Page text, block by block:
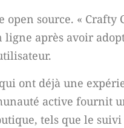
source. « Crafty
après avoir
ont déjà une
active fournit
tels que le suivi